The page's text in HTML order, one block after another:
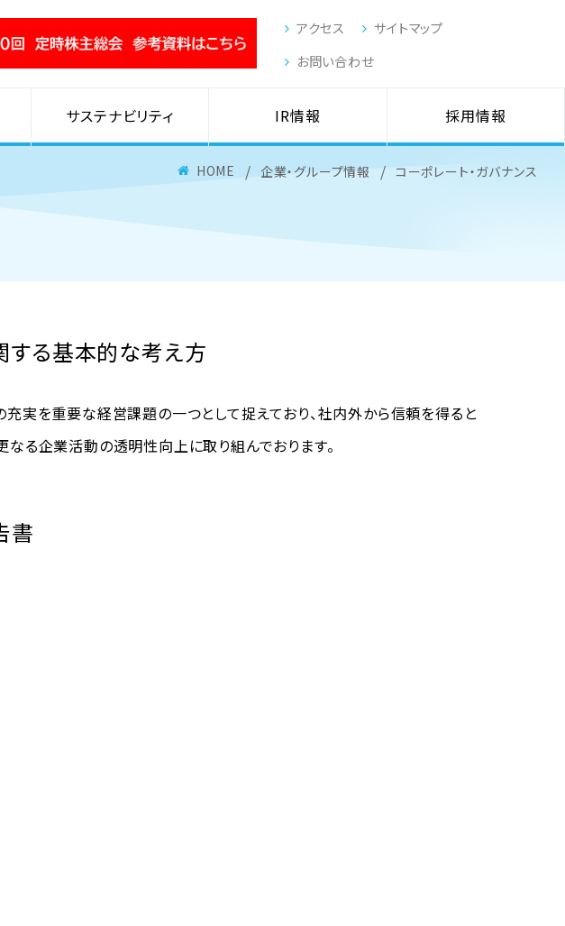
アクセス
サイトマップ
お問い合わせ
サステナビリティ IR情報 採用情報
HOME 企業・グループ情報 コーポレート・ガバナンス
する基本的な考え方
充実を重要な経営課題の一つとして捉えており、社内外から信頼を得ると
なる企業活動の透明性向上に取り組んでおります。
書